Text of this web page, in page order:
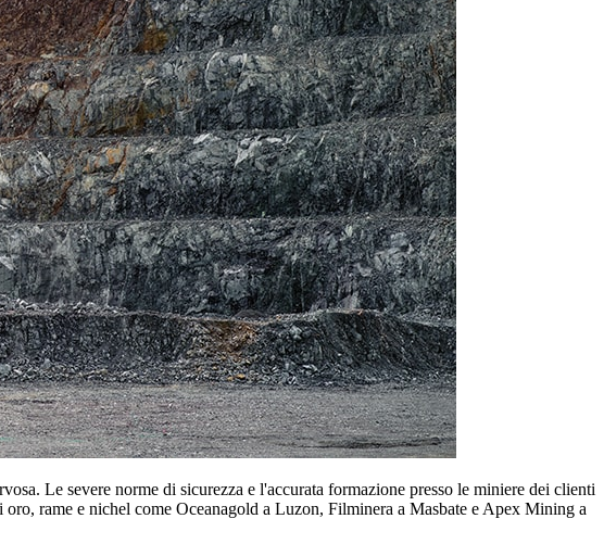
Le severe norme di sicurezza e l'accurata formazione presso le miniere dei clienti
rame e nichel come Oceanagold a Luzon, Filminera a Masbate e Apex Mining a